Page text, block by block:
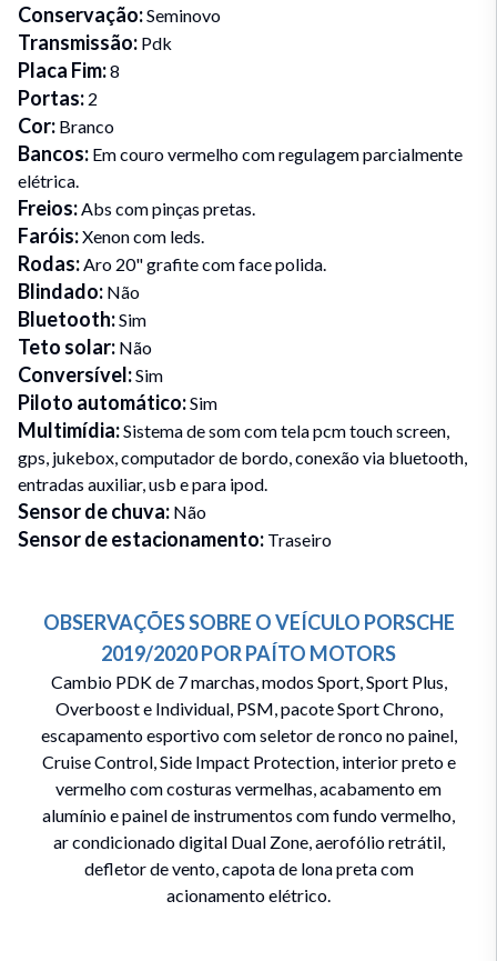
Conservação:Seminovo
Transmissão: Pdk
Placa Fim:8
Portas: 2
Cor: Branco
Bancos: Em couro vermelho com regulagem parcialmente
elétrica.
Freios:Abs com pinças pretas.
Faróis:Xenon com leds.
Rodas:Aro 20" grafite com face polida.
Blindado: Não
Bluetooth:Sim
Teto solar: Não
Conversível:Sim
Piloto automático:Sim
Multimídia:Sistema de som com tela pcm touch screen,
gps, jukebox, computador de bordo, conexão via bluetooth,
entradas auxiliar, usb e para ipod.
Sensor de chuva: Não
Sensor de estacionamento: Traseiro
OBSERVAÇÕES SOBRE O VEÍCULO PORSCHE
2019/2020PORPAÍTO MOTORS
Cambio PDK de 7 marchas, modos Sport, Sport Plus,
Overboost e Individual, PSM, pacote Sport Chrono,
escapamento esportivo com seletor de ronco no painel,
Cruise Control, Side Impact Protection, interior preto e
vermelho com costuras vermelhas, acabamento em
alumínio e painel de instrumentos com fundo vermelho,
ar condicionado digital Dual Zone, aerofólio retrátil,
defletor de vento, capota de lona preta com
acionamento elétrico.